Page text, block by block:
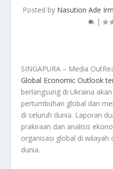
Posted by Nasution Ade
|
SINGAPURA – Media
Global Economic Outlook
berlangsung di Ukraina
pertumbuhan global dan
di seluruh dunia. Laporan
prakiraan dan analisis
organisasi global di wilayah
dunia.